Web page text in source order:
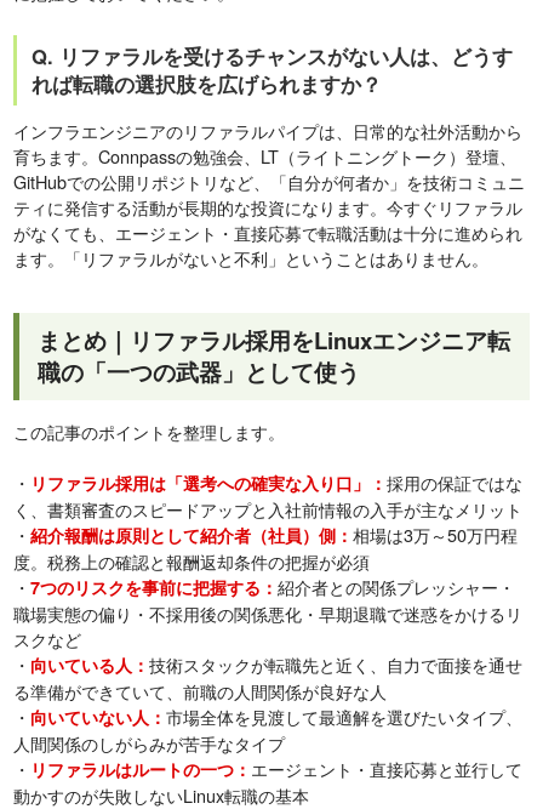
Q. リファラルを受けるチャンスがない人は、どうす
れば転職の選択肢を広げられますか？
インフラエンジニアのリファラルパイプは、日常的な社外活動から
育ちます。Connpassの勉強会、LT（ライトニングトーク）登壇、
GitHubでの公開リポジトリなど、「自分が何者か」を技術コミュニ
ティに発信する活動が長期的な投資になります。今すぐリファラル
がなくても、エージェント・直接応募で転職活動は十分に進められ
ます。「リファラルがないと不利」ということはありません。
まとめ｜リファラル採用をLinuxエンジニア転
職の「一つの武器」として使う
この記事のポイントを整理します。
・ リファラル採用は「選考への確実な入り口」：採用の保証ではな
く、書類審査のスピードアップと入社前情報の入手が主なメリット
・紹介報酬は原則として紹介者（社員）側：相場は3万～50万円程
度。税務上の確認と報酬返却条件の把握が必須
・7つのリスクを事前に把握する：紹介者との関係プレッシャー・
職場実態の偏り・不採用後の関係悪化・早期退職で迷惑をかけるリ
スクなど
・ 向いている人：技術スタックが転職先と近く、自力で面接を通せ
る準備ができていて、前職の人間関係が良好な人
・ 向いていない人：市場全体を見渡して最適解を選びたいタイプ、
人間関係のしがらみが苦手なタイプ
・ リファラルはルートの一つ： エージェント・直接応募と並行して
動かすのが失敗しないLinux転職の基本